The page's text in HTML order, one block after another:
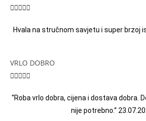

Hvala na stručnom savjetu i super brzoj
VRLO DOBRO

“Roba vrlo dobra, cijena i dostava dobra.
nije potrebno.”